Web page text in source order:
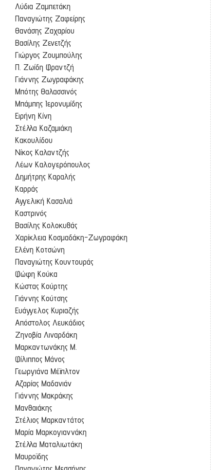
Λύδια Ζαμπετάκη
Παναγιώτης Ζαφείρης
Θανάσης Ζαχαρίου
Βασίλης Ζενετζής
Γιώργος Ζουμπούλης
Π. Ζωίδη Φραντζή
Γιάννης Ζωγραφάκης
Μπότης Θαλασσινός
Μπάμπης Ιερονυμίδης
Ειρήνη Κίνη
Στέλλα Καζαμιάκη
Κακουλίδου
Νίκος Καλαντζής
Λέων Καλογερόπουλος
Δημήτρης Καραλής
Καρράς
Αγγελική Κασαλιά
Καστρινός
Βασίλης Κολοκυθάς
Χαρίκλεια Κοσμαδάκη-Ζωγραφάκη
Ελένη Κοτσώνη
Παναγιώτης Κουντουράς
Φώφη Κούκα
Κώστας Κούρτης
Γιάννης Κούτσης
Ευάγγελος Κυριαζής
Απόστολος Λευκάδιος
Ζηνοβία Λιναρδάκη
Μαρκαντωνάκης Μ.
Φίλιππος Μάνος
Γεωργιάνα Μέϊπλτον
Αζαρίας Μαδανιάν
Γιάννης Μακράκης
Μανθαιάκης
Στέλιος Μαρκαντάτος
Μαρία Μαρκογιαννάκη
Στέλλα Ματαλιωτάκη
Μαυροϊδης